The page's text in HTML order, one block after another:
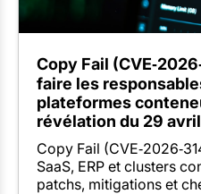
Copy Fail
faire les
plateformes
révélation du 29
Copy Fail
SaaS, ERP et clusters
patchs, mitigations et